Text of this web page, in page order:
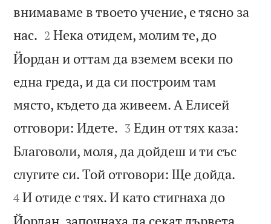
внимаваме в твоето учение, е тясно за
нас. 

2 Нека отидем, молим те, до
Йордан и оттам да вземем всеки по
една греда, и да си построим там
място, където да живеем. А Елисей
отговори: Идете. 

3 Един от тях каза:
Благоволи, моля, да дойдеш и ти със
слугите си. Той отговори: Ще дойда.
4 И отиде с тях. И като стигнаха до